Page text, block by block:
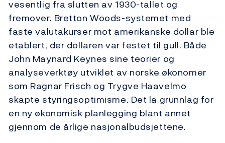
vesentlig fra slutten av 1930-tallet og
fremover. Bretton Woods-systemet med
faste valutakurser mot amerikanske dollar ble
etablert, der dollaren var festet til gull. Både
John Maynard Keynes sine teorier og
analyseverktøy utviklet av norske økonomer
som Ragnar Frisch og Trygve Haavelmo
skapte styringsoptimisme. Det la grunnlag for
en ny økonomisk planlegging blant annet
gjennom de årlige nasjonalbudsjettene.